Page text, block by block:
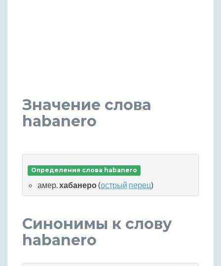
Значение слова
habanero
Определения слова habanero
амер.хабанеро(острый перец)
Синонимы к слову
habanero